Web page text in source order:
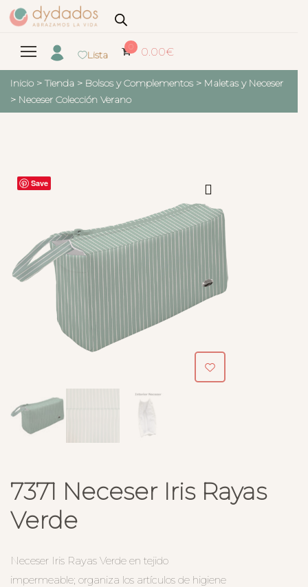
Lista
0 0.00€
Inicio > Tienda > Bolsos y Complementos > Maletas y Neceser
> Neceser Colección Verano
Save
7371 Neceser Iris Rayas
Verde
Neceser Iris Rayas Verde en tejido
impermeable; organiza los artículos de higiene